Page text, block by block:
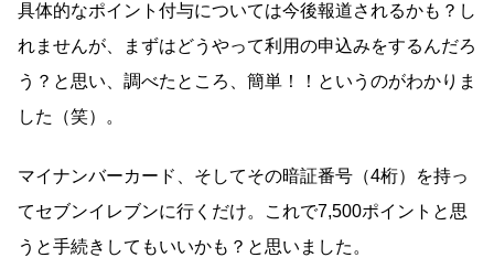
具体的なポイント付与については今後報道されるかも？し
れませんが、まずはどうやって利用の申込みをするんだろ
う？と思い、調べたところ、簡単！！というのがわかりま
した（笑）。
マイナンバーカード、そしてその暗証番号（4桁）を持っ
てセブンイレブンに行くだけ。これで7,500ポイントと思
うと手続きしてもいいかも？と思いました。